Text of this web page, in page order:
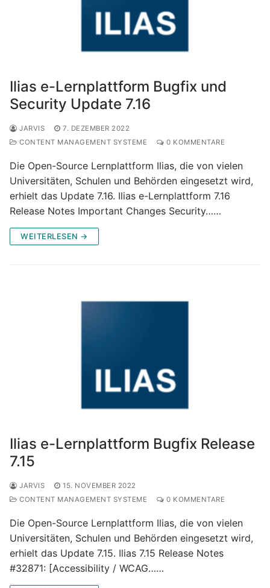
Ilias e-Lernplattform Bugfix und
Security Update 7.16
JARVIS
7. DEZEMBER 2022
CONTENT MANAGEMENT SYSTEME
0 KOMMENTARE
Die Open-Source Lernplattform Ilias, die von vielen
Universitäten, Schulen und Behörden eingesetzt wird,
erhielt das Update 7.16. Ilias e-Lernplattform 7.16
Release Notes Important Changes Security……
WEITERLESEN →
Ilias e-Lernplattform Bugfix Release
7.15
JARVIS
15. NOVEMBER 2022
CONTENT MANAGEMENT SYSTEME
0 KOMMENTARE
Die Open-Source Lernplattform Ilias, die von vielen
Universitäten, Schulen und Behörden eingesetzt wird,
erhielt das Update 7.15. Ilias 7.15 Release Notes
#32871: [Accessibility / WCAG……